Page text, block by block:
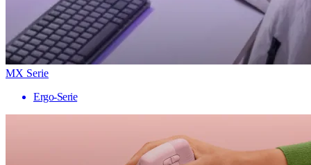
MX Serie
Ergo-Serie